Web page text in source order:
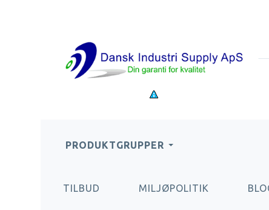
PRODUKTGRUPPER
TILBUD MILJØPOLITIK